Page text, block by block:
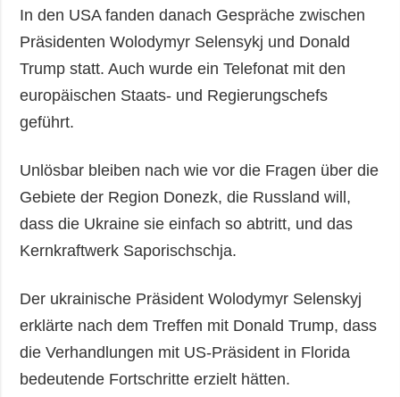
In den USA fanden danach Gespräche zwischen
Präsidenten Wolodymyr Selensykj und Donald
Trump statt. Auch wurde ein Telefonat mit den
europäischen Staats- und Regierungschefs
geführt.
Unlösbar bleiben nach wie vor die Fragen über die
Gebiete der Region Donezk, die Russland will,
dass die Ukraine sie einfach so abtritt, und das
Kernkraftwerk Saporischschja.
Der ukrainische Präsident Wolodymyr Selenskyj
erklärte nach dem Treffen mit Donald Trump, dass
die Verhandlungen mit US-Präsident in Florida
bedeutende Fortschritte erzielt hätten.